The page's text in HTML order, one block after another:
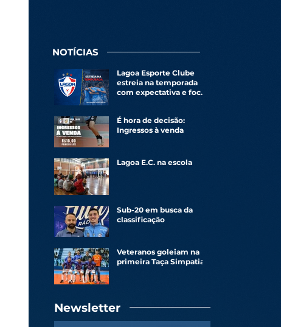
NOTÍCIAS
Lagoa Esporte Clube
estreia na temporada
com expectativa e foco
É hora de decisão:
Ingressos à venda
Lagoa E.C. na escola
Sub-20 em busca da
classificação
Veteranos goleiam na
primeira Taça Simpatia
Newsletter